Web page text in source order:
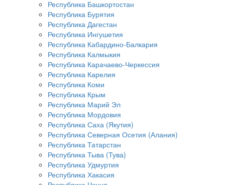
Республика Башкортостан
Республика Бурятия
Республика Дагестан
Республика Ингушетия
Республика Кабардино-Балкария
Республика Калмыкия
Республика Карачаево-Черкессия
Республика Карелия
Республика Коми
Республика Крым
Республика Марий Эл
Республика Мордовия
Республика Саха (Якутия)
Республика Северная Осетия (Алания)
Республика Татарстан
Республика Тыва (Тува)
Республика Удмуртия
Республика Хакасия